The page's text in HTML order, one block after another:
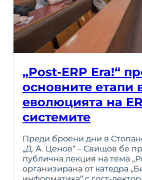
„Post-ERP Era!“
основните етапи
еволюцията на
системите
Преди броени дни в
„Д. А. Ценов“ – Свищов бе
публична лекция на тема
организирана от катедра